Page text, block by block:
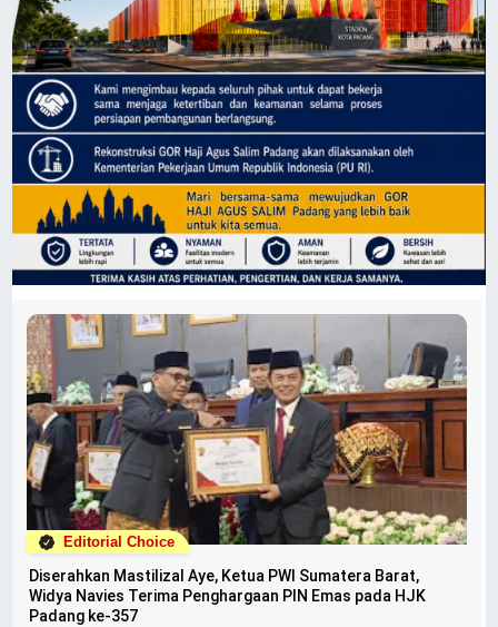
Editorial Choice
Diserahkan Mastilizal Aye, Ketua PWI Sumatera Barat,
Widya Navies Terima Penghargaan PIN Emas pada HJK
Padang ke-357